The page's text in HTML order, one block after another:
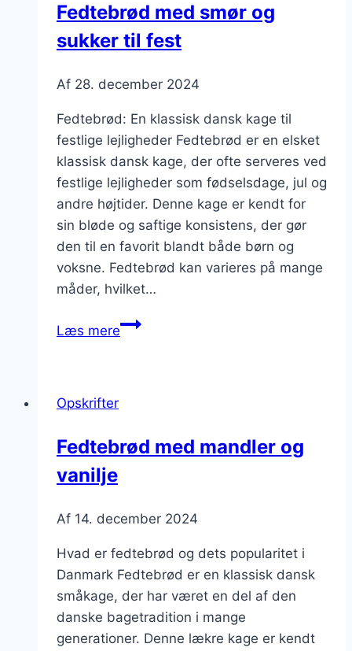
jul
Fedtebrød med smør og
sukker til fest
Af 28. december 2024
Fedtebrød: En klassisk dansk kage til
festlige lejligheder Fedtebrød er en elsket
klassisk dansk kage, der ofte serveres ved
festlige lejligheder som fødselsdage, jul og
andre højtider. Denne kage er kendt for
sin bløde og saftige konsistens, der gør
den til en favorit blandt både børn og
voksne. Fedtebrød kan varieres på mange
måder, hvilket…
Læs mereFedtebrød
fest
Opskrifter
Fedtebrød med mandler og
vanilje
Af 14. december 2024
Hvad er fedtebrød og dets popularitet i
Danmark Fedtebrød er en klassisk dansk
småkage, der har været en del af den
danske bagetradition i mange
generationer. Denne lækre kage er kendt